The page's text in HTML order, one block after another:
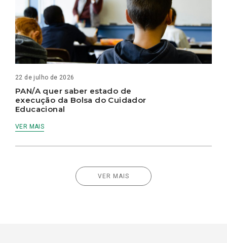
22 de julho de 2026
PAN/A quer saber estado de
execução da Bolsa do Cuidador
Educacional
VER MAIS
VER MAIS